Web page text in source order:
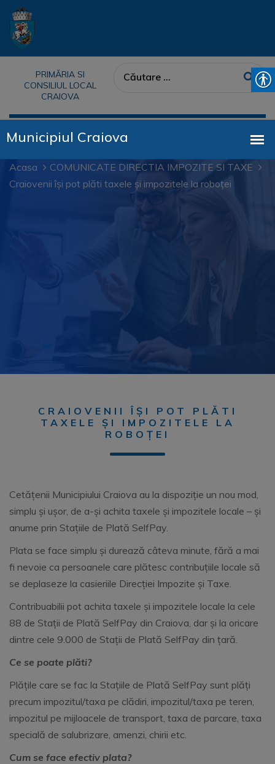
PRIMĂRIA SI
CONSILIUL LOCAL
CRAIOVA
Acasa
COMUNICATE DIRECTIA IMPOZITE SI TAXE
Craiovenii își pot plăti taxele și impozitele la roboței
CRAIOVENII ÎȘI POT PLĂTI
TAXELE ȘI IMPOZITELE LA
ROBOȚEI
Cetățenii Municipiului Craiova au la dispoziție un nou mod,
simplu și ușor, de a-și achita taxele și impozitele locale – și
anume prin Stațiile de Plată SelfPay.
Plata se face simplu și durează câteva minute, fără a mai
fi nevoie ca persoanele care plătesc contribuțiile locale să
se deplaseze la casieriile Direcției Impozite și Taxe.
Contribuabilii pot achita taxele și impozitele locale la cele
88 de Stații de Plată SelfPay din Craiova, dar și la oricare
dintre cele 9.000 de Stații de Plată SelfPay din țară.
Ce se poate plăti?
Plățile care se fac la Stațiile de Plată SelfPay sunt plăți
precum impozitul/taxa pe clădiri, impozitul/taxa pe teren,
impozitul pe mijloacele de transport, taxa de parcare, taxa
specială de salubrizare, amenzi, chirii etc.
Cum se face efectiv plata?